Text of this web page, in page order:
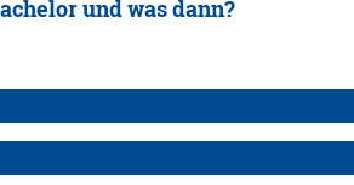
und was dann?